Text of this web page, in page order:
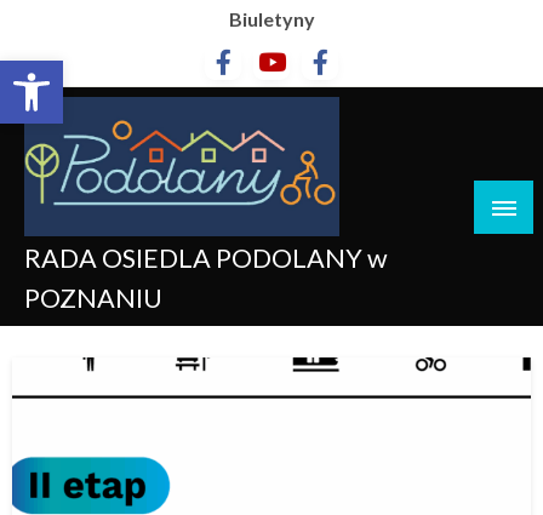
Otwórz pasek narzędzi
Biuletyny
RADA OSIEDLA PODOLANY w
POZNANIU